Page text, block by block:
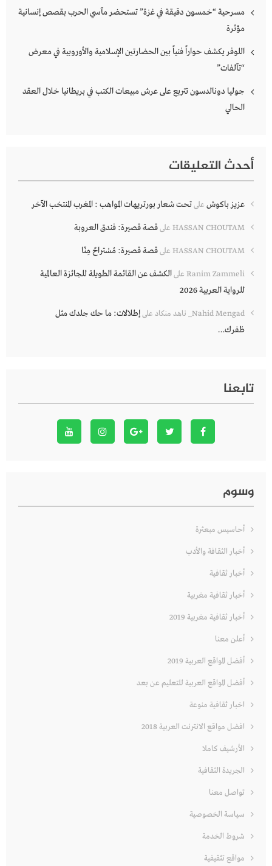
مسرحية “خمسون دقيقة في غزة” تستحضر مآسي الحرب بقصص إنسانية
مؤثرة
اللوفر يكشف حواراً فنياً بين الحضارتين الإسلامية والأوروبية في معرض
“تآلفات”
جوليا دونالدسون تتربع على عرش مبيعات الكتب في بريطانيا خلال العقد
الحالي
أحدث التعليقات
عزيز باكوش علىتحت شعار بورتريهات المواهب : المغرب المنتخب الآخر
HASSAN CHOUTAM علىقصة قصيرة: فندق العروبة
HASSAN CHOUTAM علىقصة قصيرة: مُسْتراحٌ مِنّا
Ranim Zammeli علىالكشف عن القائمة الطويلة للجائزة العالمية
للرواية العربية 2026
Nahid Mengad_ ناهد منكاد علىإطلالات: ما حك جلدك مثل
ظفرك…
تابعنا
وسوم
أحاسيس مبعثرة
أخبار الثقافة والأدب
أخبار ثقافية
أخبار ثقافية مغربية
أخبار ثقافية مغربية 2019
أعلن معنا
أفضل المواقع العربية 2019
أفضل المواقع العربية للتعليم عن بعد
اخبار ثقافية منوعة
افضل مواقع الانترنت العربية 2018
الأرشيف كاملا
الجريدة الثقافية
تواصل معنا
سياسة الخصوصية
شروط الخدمة
مواقع تثقيفية